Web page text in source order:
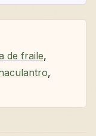
de fraile,
,